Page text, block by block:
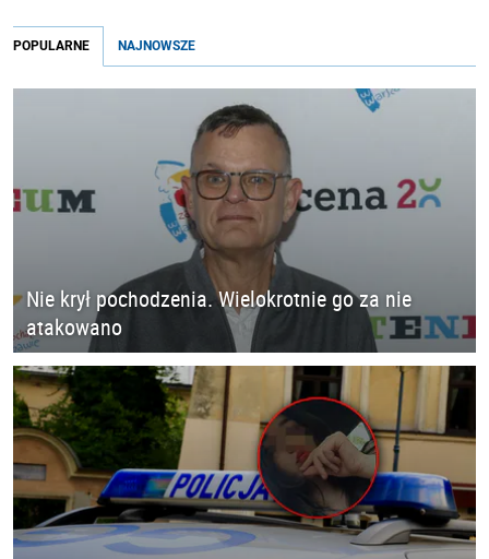
POPULARNE NAJNOWSZE
Nie krył pochodzenia. Wielokrotnie go za nie
atakowano